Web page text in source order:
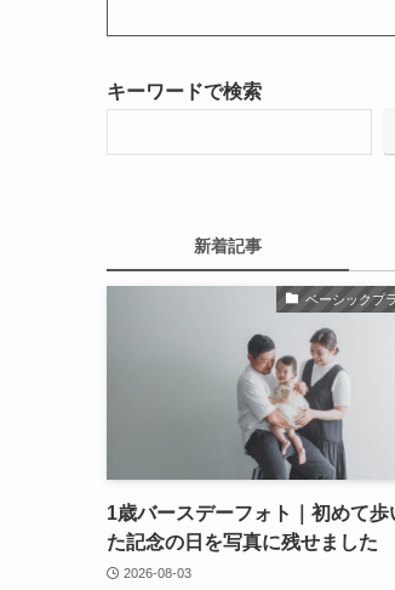
キーワードで検索
新着記事
ベーシックプ
1歳バースデーフォト｜初めて歩
た記念の日を写真に残せました
2026-08-03